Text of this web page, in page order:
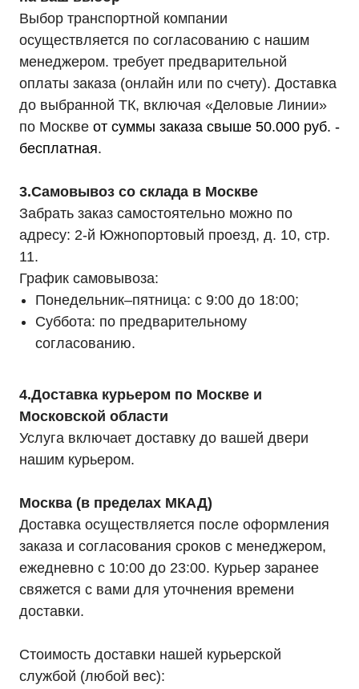
Выбор транспортной компании
осуществляется по согласованию с нашим
менеджером. требует предварительной
оплаты заказа (онлайн или по счету). Доставка
до выбранной ТК, включая «Деловые Линии»
по Москве от суммы заказа свыше 50.000 руб. -
бесплатная.
3.Самовывоз со склада в Москве
Забрать заказ самостоятельно можно по
адресу: 2-й Южнопортовый проезд, д. 10, стр.
11.
График самовывоза:
Понедельник–пятница: с 9:00 до 18:00;
Суббота: по предварительному
согласованию.
4.Доставка курьером по Москве и
Московской области
Услуга включает доставку до вашей двери
нашим курьером.
Москва (в пределах МКАД)
Доставка осуществляется после оформления
заказа и согласования сроков с менеджером,
ежедневно с 10:00 до 23:00. Курьер заранее
свяжется с вами для уточнения времени
доставки.
Стоимость доставки нашей курьерской
службой (любой вес):